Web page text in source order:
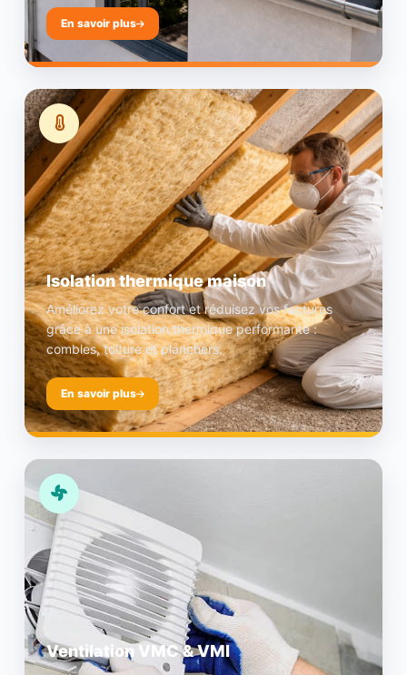
En savoir plus
Isolation thermique maison
Améliorez votre confort et réduisez vos factures
grâce à une isolation thermique performante :
combles, toiture et planchers.
En savoir plus
Ventilation VMC & VMI